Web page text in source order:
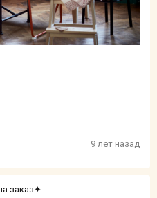
9 лет назад
заказ✦